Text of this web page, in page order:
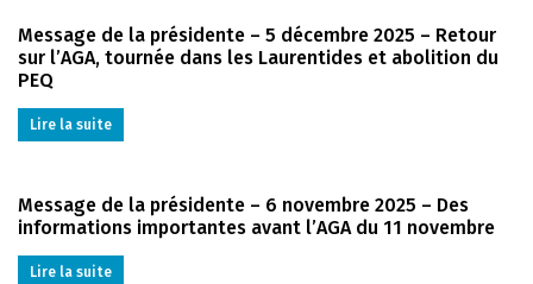
Message de la présidente – 5 décembre 2025 – Retour
sur l’AGA, tournée dans les Laurentides et abolition du
PEQ
Lire la suite
Message de la présidente – 6 novembre 2025 – Des
informations importantes avant l’AGA du 11 novembre
Lire la suite